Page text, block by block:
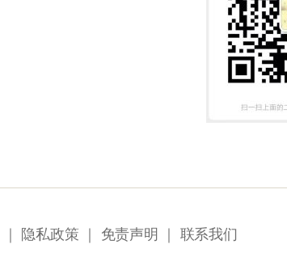
｜ 隐私政策 ｜ 免责声明 ｜ 联系我们